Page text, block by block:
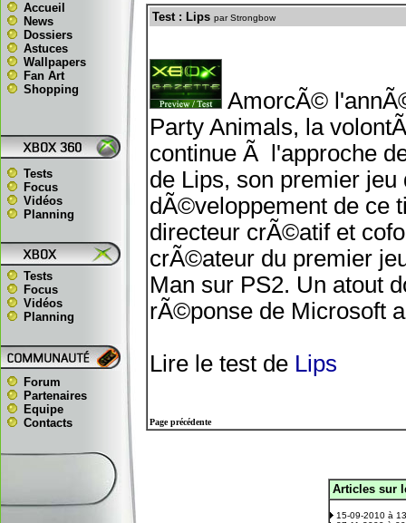
Accueil
News
Dossiers
Astuces
Wallpapers
Fan Art
Shopping
Tests
Focus
Vidéos
Planning
Tests
Focus
Vidéos
Planning
Forum
Partenaires
Equipe
Contacts
Test : Lips par Strongbow
AmorcÃ©
Party Animals, la
continue Ã l'approche
de Lips, son premier
dÃ©veloppement de ce
directeur crÃ©atif et
crÃ©ateur du premier
Man sur PS2. Un atout
rÃ©ponse de Microsoft
Lire le test de Lips
Page précédente
Articles sur
15-09-2010 à